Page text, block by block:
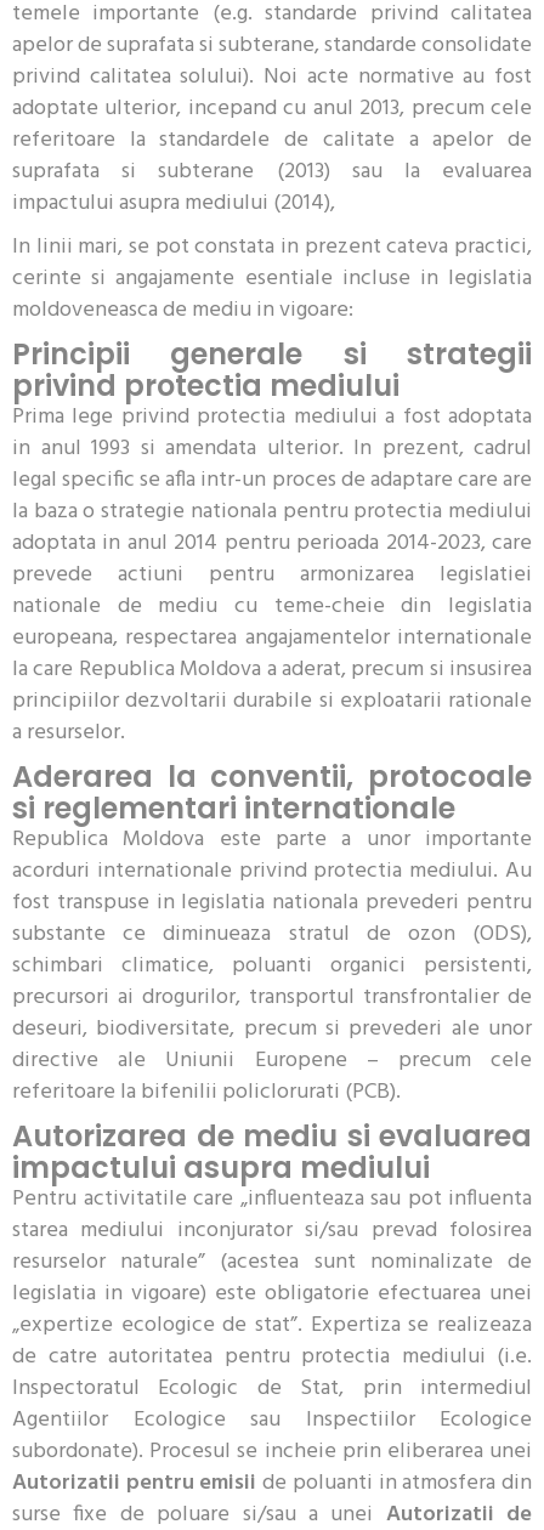
temele importante (e.g. standarde privind calitatea
apelor de suprafata si subterane, standarde consolidate
privind calitatea solului). Noi acte normative au fost
adoptate ulterior, incepand cu anul 2013, precum cele
referitoare la standardele de calitate a apelor de
suprafata si subterane (2013) sau la evaluarea
impactului asupra mediului (2014),
In linii mari, se pot constata in prezent cateva practici,
cerinte si angajamente esentiale incluse in legislatia
moldoveneasca de mediu in vigoare:
Principii generale si strategii
privind protectia mediului
Prima lege privind protectia mediului a fost adoptata
in anul 1993 si amendata ulterior. In prezent, cadrul
legal specific se afla intr-un proces de adaptare care are
la baza o strategie nationala pentru protectia mediului
adoptata in anul 2014 pentru perioada 2014-2023, care
prevede actiuni pentru armonizarea legislatiei
nationale de mediu cu teme-cheie din legislatia
europeana, respectarea angajamentelor internationale
la care Republica Moldova a aderat, precum si insusirea
principiilor dezvoltarii durabile si exploatarii rationale
a resurselor.
Aderarea la conventii, protocoale
si reglementari internationale
Republica Moldova este parte a unor importante
acorduri internationale privind protectia mediului. Au
fost transpuse in legislatia nationala prevederi pentru
substante ce diminueaza stratul de ozon (ODS),
schimbari climatice, poluanti organici persistenti,
precursori ai drogurilor, transportul transfrontalier de
deseuri, biodiversitate, precum si prevederi ale unor
directive ale Uniunii Europene – precum cele
referitoare la bifenilii policlorurati (PCB).
Autorizarea de mediu si evaluarea
impactului asupra mediului
Pentru activitatile care „influenteaza sau pot influenta
starea mediului inconjurator si/sau prevad folosirea
resurselor naturale” (acestea sunt nominalizate de
legislatia in vigoare) este obligatorie efectuarea unei
„expertize ecologice de stat”. Expertiza se realizeaza
de catre autoritatea pentru protectia mediului (i.e.
Inspectoratul Ecologic de Stat, prin intermediul
Agentiilor Ecologice sau Inspectiilor Ecologice
subordonate). Procesul se incheie prin eliberarea unei
Autorizatii pentru emisii de poluanti in atmosfera din
surse fixe de poluare si/sau a unei Autorizatii de